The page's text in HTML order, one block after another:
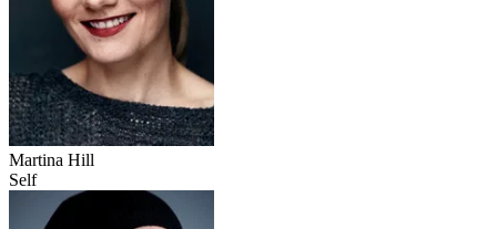
Martina Hill
Self